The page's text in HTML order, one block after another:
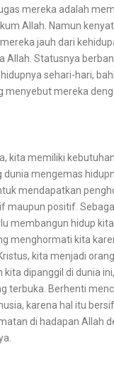
mereka adalah
Allah. Namun
jauh dari
Allah. Statusnya
sehari-hari,
menyebut mereka
kita memiliki
dunia mengemas
mendapatkan
maupun positif.
membangun hidup
menghormati kita
kita menjadi
kita dipanggil di dunia
terbuka. Berhenti
karena hal itu
di hadapan Allah